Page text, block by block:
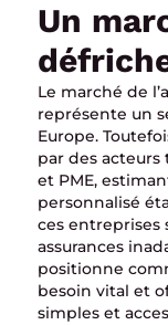
Un
Le marché de
représente un
Europe.
par des acteurs
et PME,
personnalisé
ces entreprises
assurances
positionne
besoin vital et
simples et